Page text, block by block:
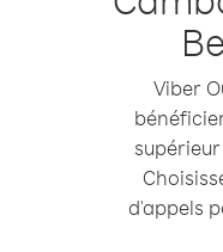
Viber
d'appels